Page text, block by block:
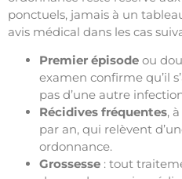
ponctuels, jamais à un
avis médical dans les cas
Premier épisode ou
examen confirme qu’il
pas d’une autre
Récidives fréquentes,
par an, qui relèvent
ordonnance.
Grossesse : tout